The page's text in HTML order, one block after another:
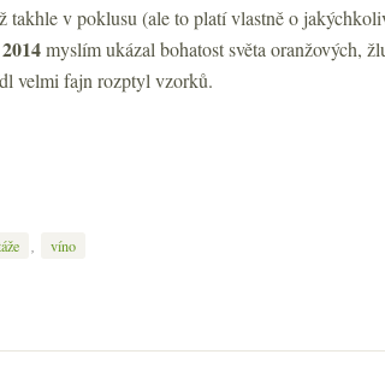
takhle v poklusu (ale to platí vlastně o
myslím ukázal bohatost světa oranžových,
velmi fajn rozptyl vzorků.
víno